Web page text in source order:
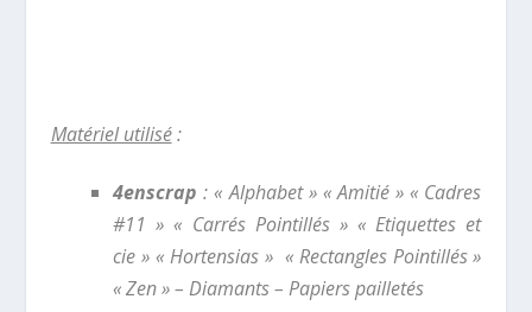
Matériel utilisé:
4enscrap : « Alphabet » « Amitié » « Cadres
#11 » « Carrés Pointillés » « Etiquettes et
cie » « Hortensias » « Rectangles Pointillés »
« Zen » – Diamants – Papiers pailletés